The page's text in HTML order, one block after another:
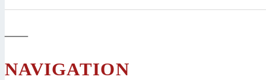
—
NAVIGATION